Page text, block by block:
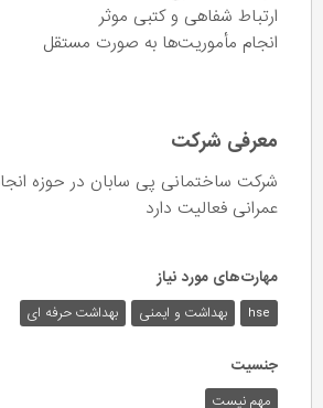
ارتباط شفاهی و کتبی موثر
انجام مأموریت‌ها به صورت مستقل
معرفی شرکت
شرکت ساختمانی پی سابان در حوزه
عمرانی فعالیت دارد
مهارت‌های مورد نیاز
hse بهداشت و ایمنی بهداشت حرفه ای
جنسیت
مهم نیست